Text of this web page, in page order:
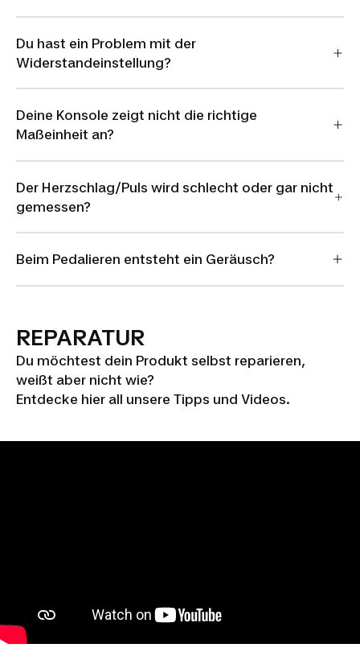
Du hast ein Problem mit der
Widerstandeinstellung?
Deine Konsole zeigt nicht die richtige
Maßeinheit an?
Der Herzschlag/Puls wird schlecht oder gar nicht
gemessen?
Beim Pedalieren entsteht ein Geräusch?
REPARATUR
Du möchtest dein Produkt selbst reparieren,
weißt aber nicht wie?
Entdecke hier all unsere Tipps und Videos.